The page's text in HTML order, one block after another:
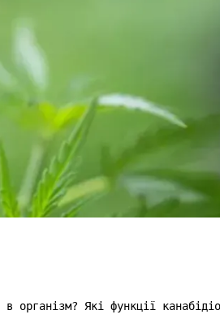
організм? Які функції